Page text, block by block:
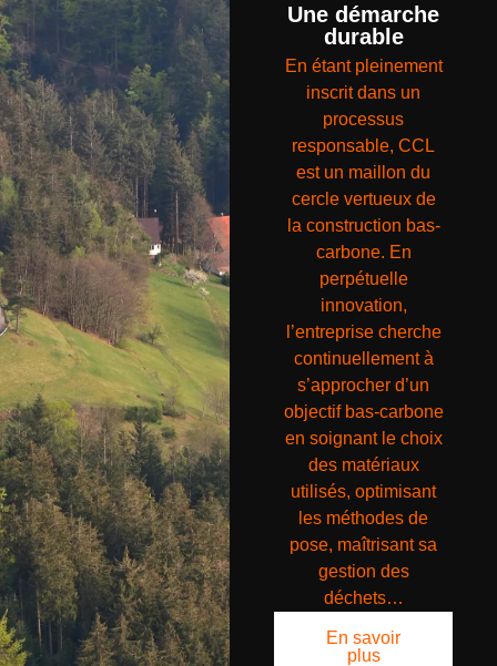
Une démarche
durable
En étant pleinement
inscrit dans un
processus
responsable, CCL
est un maillon du
cercle vertueux de
la construction bas-
carbone. En
perpétuelle
innovation,
l’entreprise cherche
continuellement à
s’approcher d’un
objectif bas-carbone
en soignant le choix
des matériaux
utilisés, optimisant
les méthodes de
pose, maîtrisant sa
gestion des
déchets…
En savoir
plus